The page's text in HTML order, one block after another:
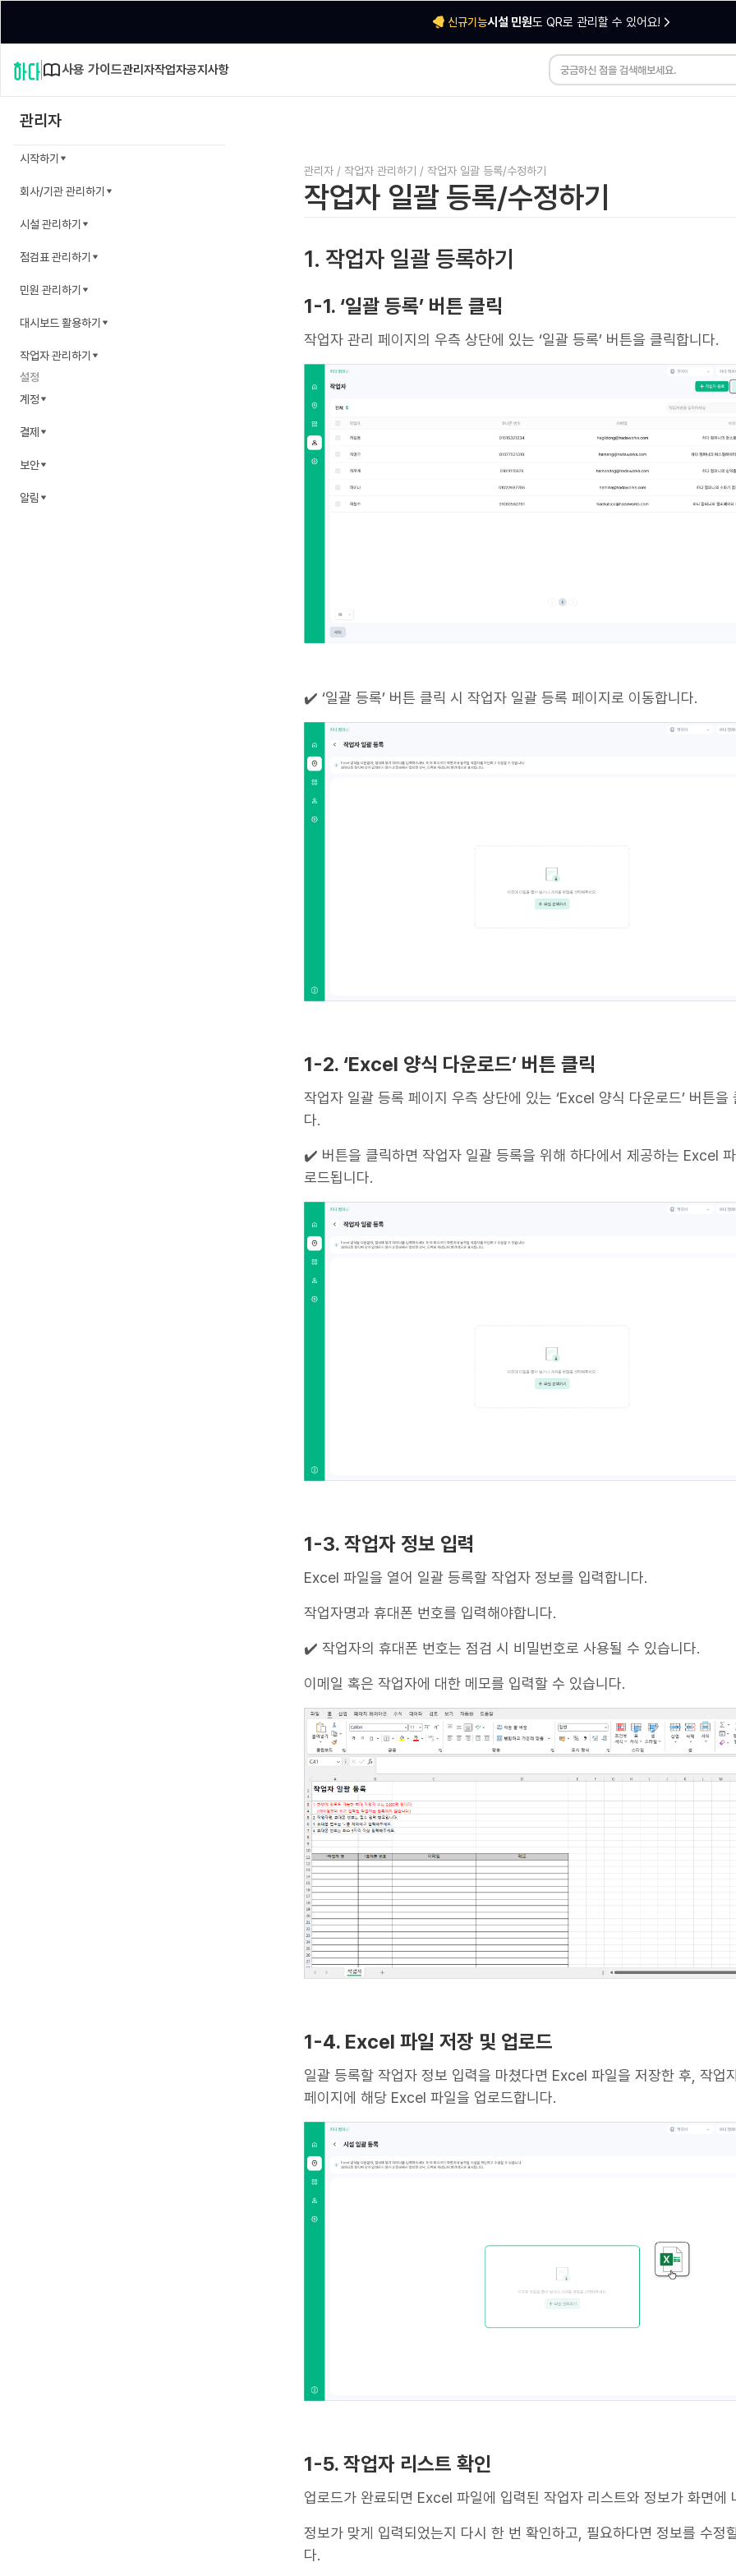
신규기능시설 민원도 QR로 관리할 수 있어요!
사용 가이드관리자작업자공지사항
관리자
시작하기
회사/기관 관리하기
시설 관리하기
점검표 관리하기
민원 관리하기
대시보드 활용하기
작업자 관리하기
설정
계정
결제
보안
알림
관리자 / 작업자 관리하기 / 작업자 일괄 등록/수정하기
작업자 일괄 등록/수정하기
1. 작업자 일괄 등록하기
1-1. ‘일괄 등록’ 버튼 클릭
작업자 관리 페이지의 우측 상단에 있는 ‘일괄 등록’ 버튼을 클릭합니다.
✔️ ‘일괄 등록’ 버튼 클릭 시 작업자 일괄 등록 페이지로 이동합니다.
1-2. ‘Excel 양식 다운로드’ 버튼 클릭
작업자 일괄 등록 페이지 우측 상단에 있는 ‘Excel 양식 다운로드’ 버튼을
다.
✔️ 버튼을 클릭하면 작업자 일괄 등록을 위해 하다에서 제공하는 Excel
로드됩니다.
1-3. 작업자 정보 입력
Excel 파일을 열어 일괄 등록할 작업자 정보를 입력합니다.
작업자명과 휴대폰 번호를 입력해야합니다.
✔️ 작업자의 휴대폰 번호는 점검 시 비밀번호로 사용될 수 있습니다.
이메일 혹은 작업자에 대한 메모를 입력할 수 있습니다.
1-4. Excel 파일 저장 및 업로드
일괄 등록할 작업자 정보 입력을 마쳤다면 Excel 파일을 저장한 후, 작업
페이지에 해당 Excel 파일을 업로드합니다.
1-5. 작업자 리스트 확인
업로드가 완료되면 Excel 파일에 입력된 작업자 리스트와 정보가 화면에
정보가 맞게 입력되었는지 다시 한 번 확인하고, 필요하다면 정보를 수정
다.